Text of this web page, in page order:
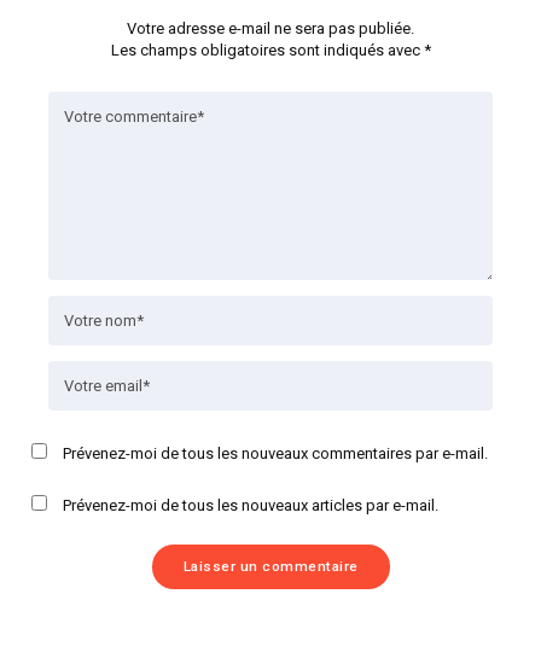
Votre adresse e-mail ne sera pas publiée.
Les champs obligatoires sont indiqués avec *
Prévenez-moi de tous les nouveaux commentaires par e-mail.
Prévenez-moi de tous les nouveaux articles par e-mail.